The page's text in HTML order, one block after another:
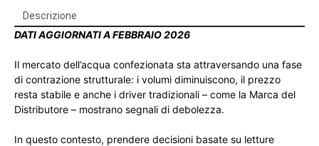
Descrizione
DATI AGGIORNATI A FEBBRAIO 2026
Il mercato dell’acqua confezionata sta attraversando una fase
di contrazione strutturale: i volumi diminuiscono, il prezzo
resta stabile e anche i driver tradizionali – come la Marca del
Distributore – mostrano segnali di debolezza.
In questo contesto, prendere decisioni basate su letture